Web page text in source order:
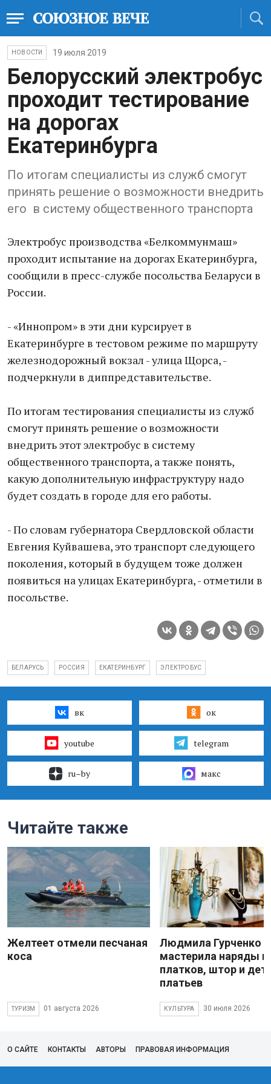
НОВОСТИ 19 июля 2019
Белорусский электробус
проходит тестирование
на дорогах
Екатеринбурга
По итогам специалисты из служб смогут
принять решение о возможности внедрить
его в систему общественного транспорта
Электробус производства «Белкоммунмаш»
проходит испытание на дорогах Екатеринбурга,
сообщили в пресс-службе посольства Беларуси в
России.
- «Иннопром» в эти дни курсирует в
Екатеринбурге в тестовом режиме по маршруту
железнодорожный вокзал - улица Щорса, -
подчеркнули в диппредставительстве.
По итогам тестирования специалисты из служб
смогут принять решение о возможности
внедрить этот электробус в систему
общественного транспорта, а также понять,
какую дополнительную инфраструктуру надо
будет создать в городе для его работы.
- По словам губернатора Свердловской области
Евгения Куйвашева, это транспорт следующего
поколения, который в будущем тоже должен
появиться на улицах Екатеринбурга, - отметили в
посольстве.
БЕЛАРУСЬ РОССИЯ ЕКАТЕРИНБУРГ ЭЛЕКТРОБУС
вк ок
youtube telegram
ru–by макс
Читайте также
Желтеет отмели песчаная
коса
ТУРИЗМ 01 августа 2026
Людмила Гурченко
мастерила наряды
платков, штор и
платьев
КУЛЬТУРА 30 июля 2026
О САЙТЕ КОНТАКТЫ АВТОРЫ ПРАВОВАЯ ИНФОРМАЦИЯ